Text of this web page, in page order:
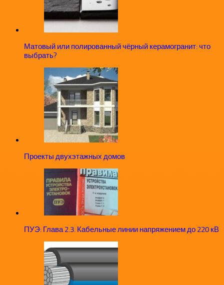
Матовый или полированный чёрный керамогранит: что
выбрать?
Проекты двухэтажных домов
ПУЭ: Глава 2.3. Кабельные линии напряжением до 220 кВ